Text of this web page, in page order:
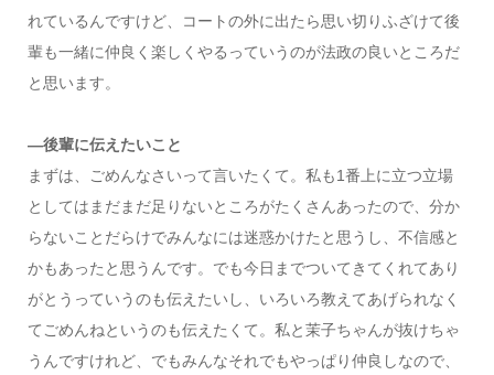
れているんですけど、コートの外に出たら思い切りふざけて後
輩も一緒に仲良く楽しくやるっていうのが法政の良いところだ
と思います。
―後輩に伝えたいこと
まずは、ごめんなさいって言いたくて。私も1番上に立つ立場
としてはまだまだ足りないところがたくさんあったので、分か
らないことだらけでみんなには迷惑かけたと思うし、不信感と
かもあったと思うんです。でも今日までついてきてくれてあり
がとうっていうのも伝えたいし、いろいろ教えてあげられなく
てごめんねというのも伝えたくて。私と茉子ちゃんが抜けちゃ
うんですけれど、でもみんなそれでもやっぱり仲良しなので、